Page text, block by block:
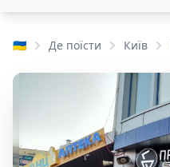
🇺🇦 Де поїсти Київ